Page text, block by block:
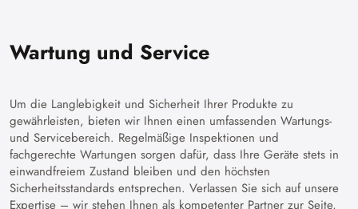
Wartung und Service
Um die Langlebigkeit und Sicherheit Ihrer Produkte zu
gewährleisten, bieten wir Ihnen einen umfassenden Wartungs-
und Servicebereich. Regelmäßige Inspektionen und
fachgerechte Wartungen sorgen dafür, dass Ihre Geräte stets in
einwandfreiem Zustand bleiben und den höchsten
Sicherheitsstandards entsprechen. Verlassen Sie sich auf unsere
Expertise – wir stehen Ihnen als kompetenter Partner zur Seite,